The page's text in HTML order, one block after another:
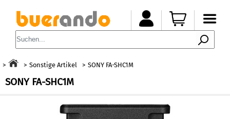
Sonstige Artikel SONY FA-SHC1M
SONY FA-SHC1M